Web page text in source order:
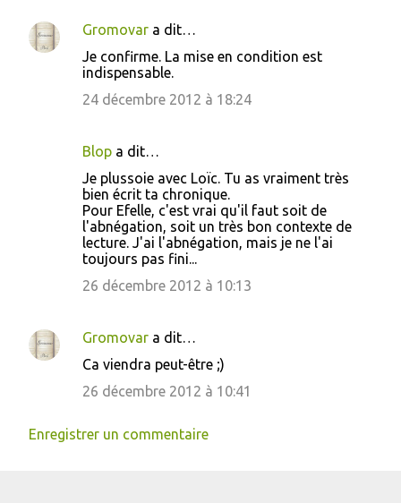
Gromovar a dit…
Je confirme. La mise en condition est
indispensable.
24 décembre 2012 à 18:24
Blop a dit…
Je plussoie avec Loïc. Tu as vraiment très
bien écrit ta chronique.
Pour Efelle, c'est vrai qu'il faut soit de
l'abnégation, soit un très bon contexte de
lecture. J'ai l'abnégation, mais je ne l'ai
toujours pas fini...
26 décembre 2012 à 10:13
Gromovar a dit…
Ca viendra peut-être ;)
26 décembre 2012 à 10:41
Enregistrer un commentaire